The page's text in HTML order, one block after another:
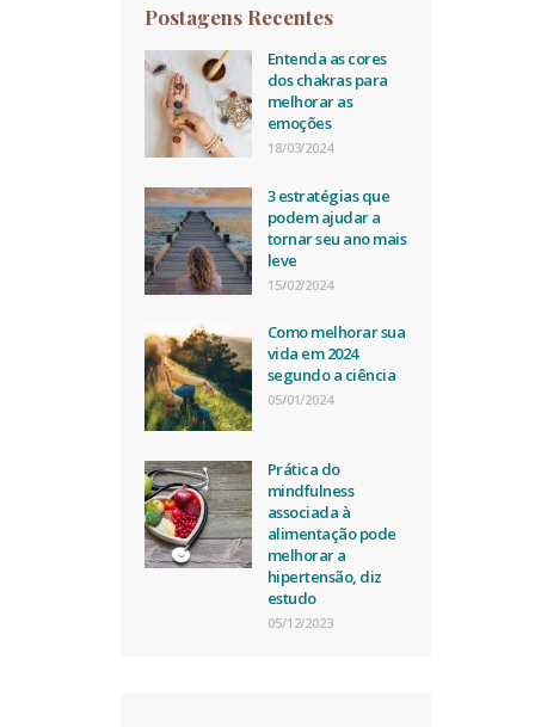
Postagens Recentes
Entenda as cores
dos chakras para
melhorar as
emoções
18/03/2024
3 estratégias que
podem ajudar a
tornar seu ano mais
leve
15/02/2024
Como melhorar sua
vida em 2024
segundo a ciência
05/01/2024
Prática do
mindfulness
associada à
alimentação pode
melhorar a
hipertensão, diz
estudo
05/12/2023